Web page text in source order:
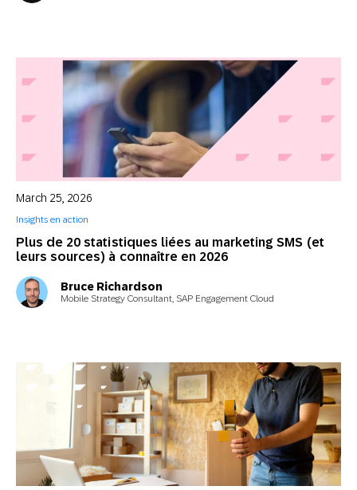
Plus de 20 statistiques liées au marketing SMS (et
leurs sources) à connaître en 2026
March 25, 2026
Insights en action
Bruce Richardson
Mobile Strategy Consultant, SAP Engagement Cloud